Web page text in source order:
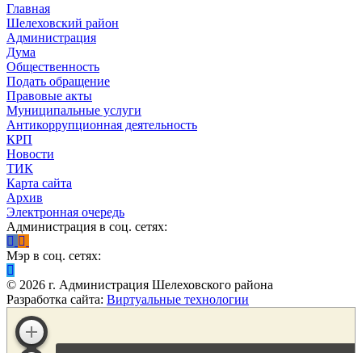
Главная
Шелеховский район
Администрация
Дума
Общественность
Подать обращение
Правовые акты
Муниципальные услуги
Антикоррупционная деятельность
КРП
Новости
ТИК
Карта сайта
Архив
Электронная очередь
Администрация в соц. сетях:
Мэр в соц. сетях:
© 2026 г. Администрация Шелеховского района
Разработка сайта: Виртуальные технологии